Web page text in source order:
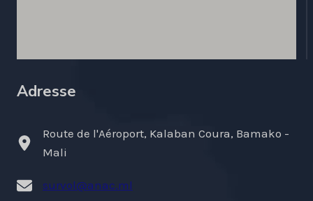
Adresse
Route de l'Aéroport, Kalaban Coura, Bamako -
Mali
survol@anac.ml